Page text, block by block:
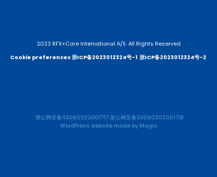
2023 RFX+Care International A/S. All Rights Reserved
Cookie preferences 浙ICP备2023012324号-1 浙ICP备2023012324号-2
浙公网安备33060202001717 浙公网安备33060202001718
WordPress website made by Magio